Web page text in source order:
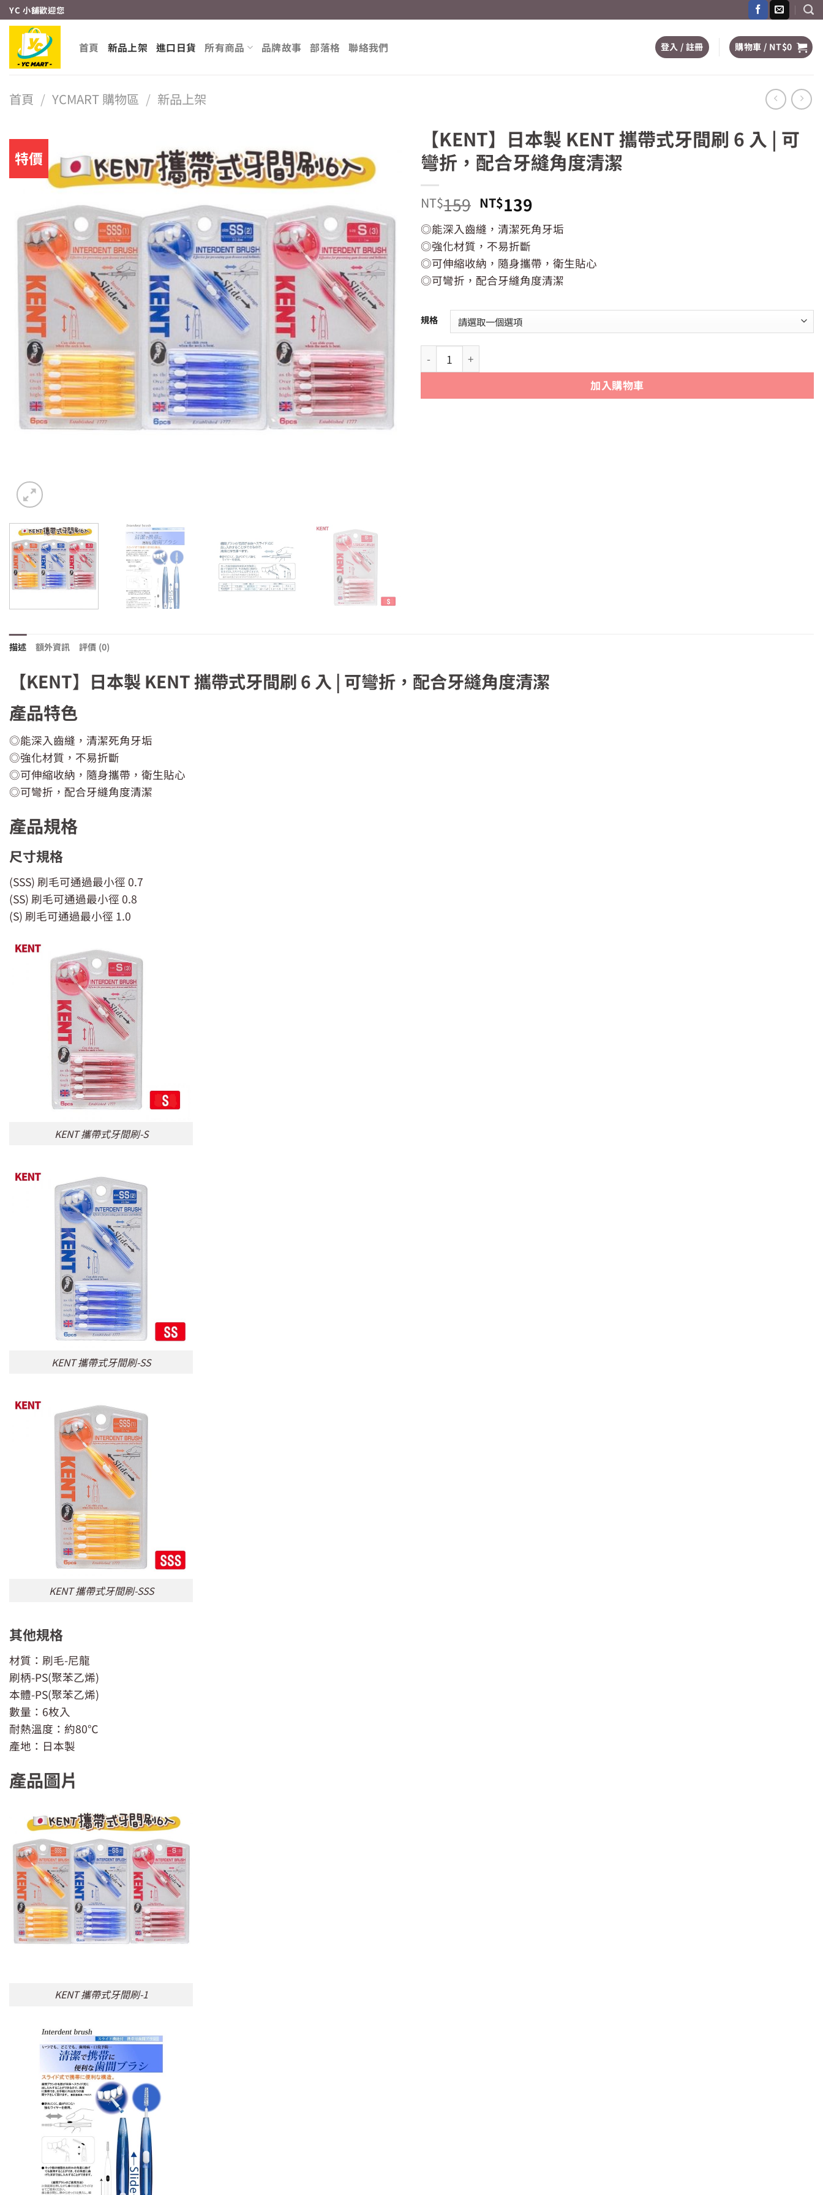
Skip
to
content
YC 小舖歡迎您
首頁 新品上架 進口日貨 所有商品 品牌故事 部落格 聯絡我們 登入 / 註冊 購物車 / NT$0
首頁 / YCMART 購物區 / 新品上架
特價
【KENT】日本製 KENT 攜帶式牙間刷 6 入 | 可
彎折，配合牙縫角度清潔
NT$159 原
始
價
格：
NT$159。
NT$139目
前
價
NT$139。
◎能深入齒縫，清潔死角牙垢
◎強化材質，不易折斷
◎可伸縮收納，隨身攜帶，衛生貼心
◎可彎折，配合牙縫角度清潔
規格
【KENT】日本製 KENT 攜帶式牙間刷 6 入 | 可彎折，配合牙縫角度清潔 數量
加入購物車
描述 額外資訊 評價 (0)
【KENT】日本製 KENT 攜帶式牙間刷 6 入 | 可彎折，配合牙縫角度清潔
產品特色
◎能深入齒縫，清潔死角牙垢
◎強化材質，不易折斷
◎可伸縮收納，隨身攜帶，衛生貼心
◎可彎折，配合牙縫角度清潔
產品規格
尺寸規格
(SSS) 刷毛可通過最小徑 0.7
(SS) 刷毛可通過最小徑 0.8
(S) 刷毛可通過最小徑 1.0
KENT 攜帶式牙間刷-S
KENT 攜帶式牙間刷-SS
KENT 攜帶式牙間刷-SSS
其他規格
材質：刷毛-尼龍
刷柄-PS(聚苯乙烯)
本體-PS(聚苯乙烯)
數量：6枚入
耐熱溫度：約80℃
產地：日本製
產品圖片
KENT 攜帶式牙間刷-1